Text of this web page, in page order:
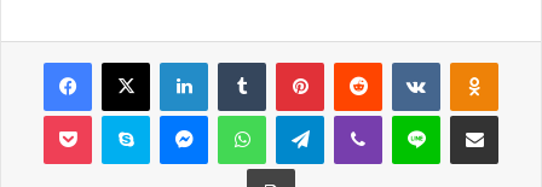
Facebook
X LinkedInTumblr PinterestReddit VKontakte
Pocket Skype MessengerWhatsAppTelegramViber Line E-Posta ile
Yazdır